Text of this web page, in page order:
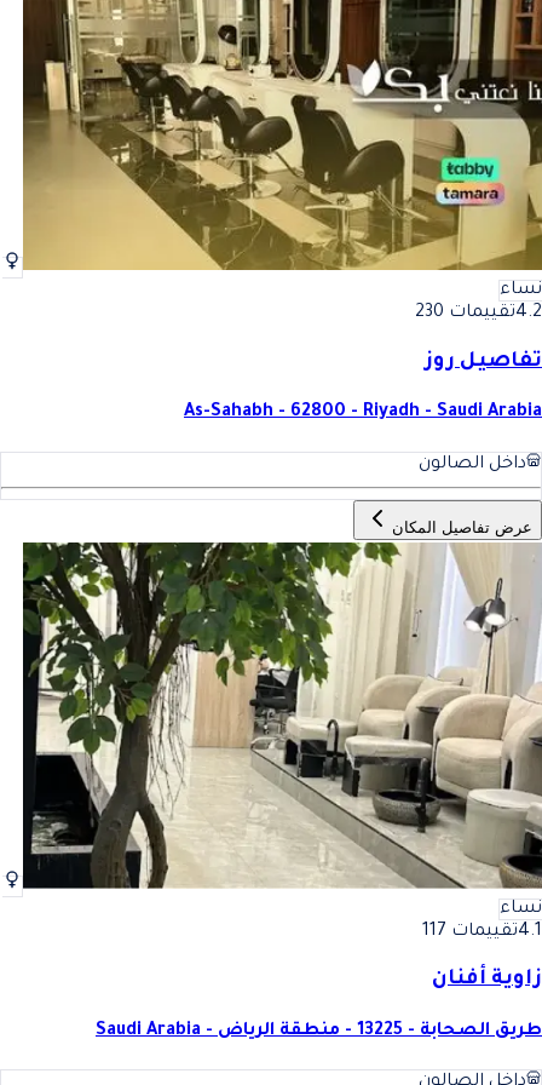
أفضل حمام مغربي ملكي في الرياض
أفضل حمام مغربي ملكي في
نساء
4.2تقييمات 230
تفاصيل روز
As-Sahabh - 62800 - Riyadh - Saudi Arabia
داخل الصالون
عرض تفاصيل المكان
نساء
4.1تقييمات 117
زاوية أفنان
طريق الصحابة - 13225 - منطقة الرياض - Saudi Arabia